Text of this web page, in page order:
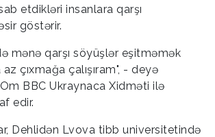
etdikləri insanlara qarşı
göstərir.
mənə qarşı söyüşlər eşitməmək
çıxmağa çalışıram", - deyə
BBC Ukraynaca Xidməti ilə
edir.
Dehlidən Lvova tibb universitetində